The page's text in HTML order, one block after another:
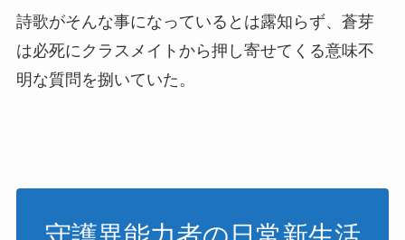
詩歌がそんな事になっているとは露知らず、蒼芽
は必死にクラスメイトから押し寄せてくる意味不
明な質問を捌いていた。